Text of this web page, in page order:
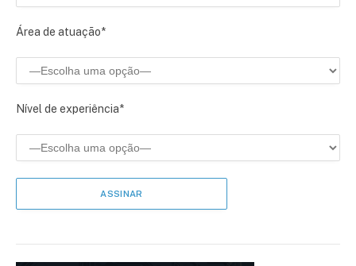
Área de atuação*
Nível de experiência*